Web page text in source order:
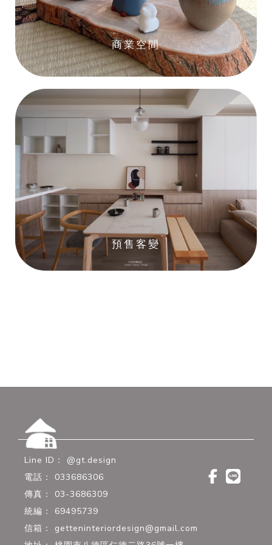
商業空間
預售客變
@gt.design
033686306
03-3686309
69495739
getteninteriordesign@gmail.com